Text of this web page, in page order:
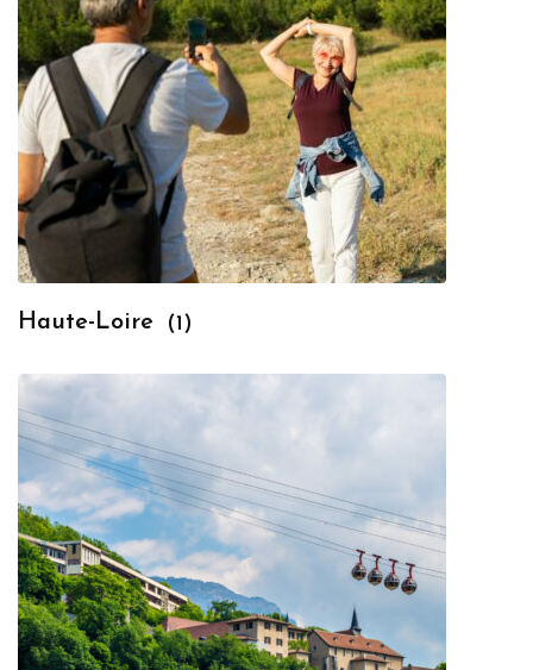
Haute-Loire (1)